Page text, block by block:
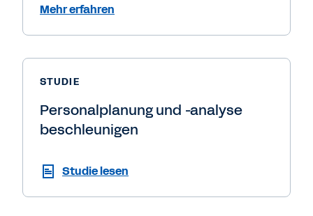
Mehr erfahren
STUDIE
Personalplanung und -analyse
beschleunigen
Studie lesen